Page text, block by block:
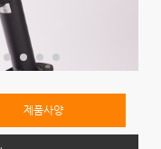
제품사양